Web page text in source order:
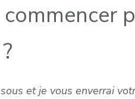
et je vous enverrai